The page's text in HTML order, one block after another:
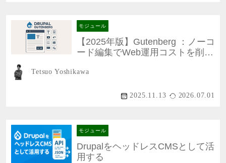
モジュール
【2025年版】Gutenberg ：ノーコ
ード編集でWeb運用コストを削減
Tetsuo Yoshikawa
2025.11.13 2026.07.01
モジュール
DrupalをヘッドレスCMSとして活
用する